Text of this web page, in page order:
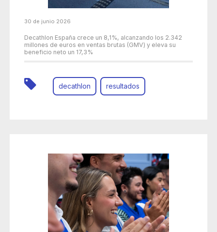
30 de junio 2026
Decathlon España crece un 8,1%, alcanzando los 2.342
millones de euros en ventas brutas (GMV) y eleva su
beneficio neto un 17,3%
decathlon resultados